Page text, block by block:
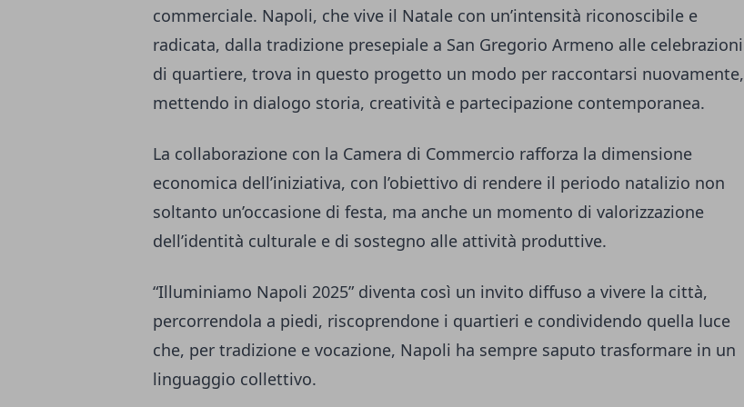
commerciale. Napoli, che vive il Natale con un’intensità riconoscibile e
radicata, dalla tradizione presepiale a San Gregorio Armeno alle celebrazioni
di quartiere, trova in questo progetto un modo per raccontarsi nuovamente,
mettendo in dialogo storia, creatività e partecipazione contemporanea.
La collaborazione con la Camera di Commercio rafforza la dimensione
economica dell’iniziativa, con l’obiettivo di rendere il periodo natalizio non
soltanto un’occasione di festa, ma anche un momento di valorizzazione
dell’identità culturale e di sostegno alle attività produttive.
“Illuminiamo Napoli 2025” diventa così un invito diffuso a vivere la città,
percorrendola a piedi, riscoprendone i quartieri e condividendo quella luce
che, per tradizione e vocazione, Napoli ha sempre saputo trasformare in un
linguaggio collettivo.